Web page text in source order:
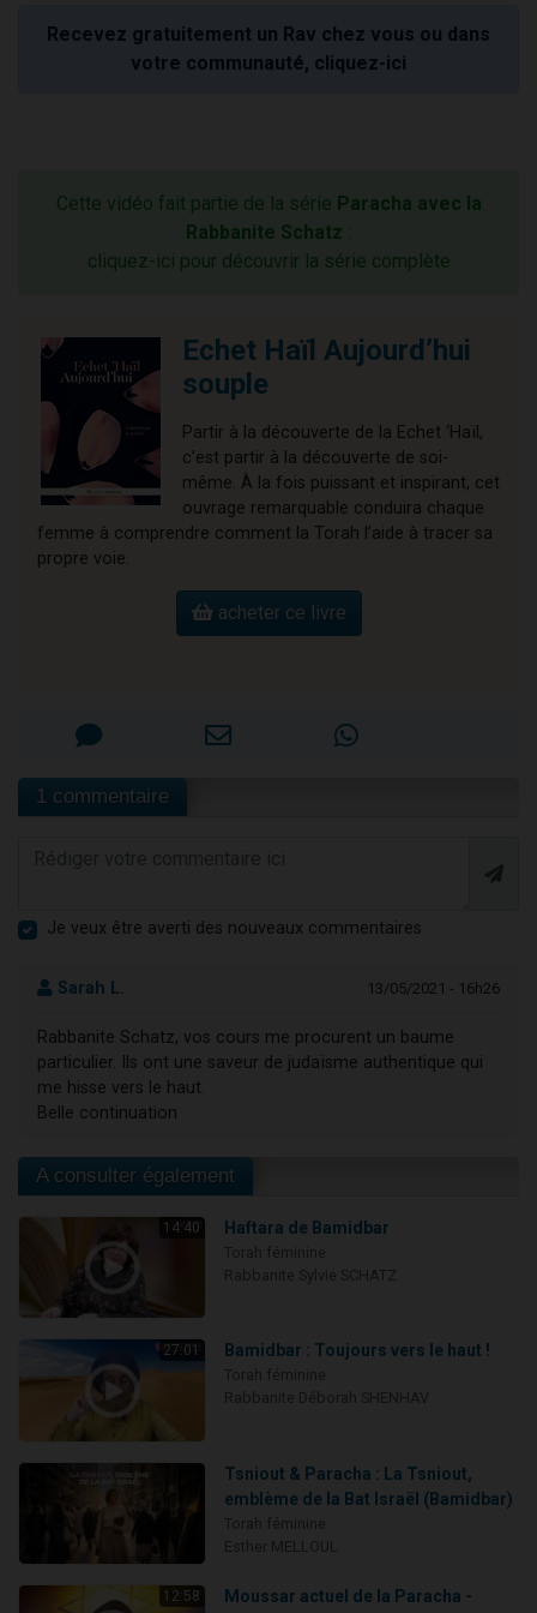
Recevez gratuitement un Rav chez vous ou dans
votre communauté, cliquez-ici
Cette vidéo fait partie de la série Paracha avec la
Rabbanite Schatz :
cliquez-ici pour découvrir la série complète
Echet Haïl Aujourd’hui
souple
Partir à la découverte de la Echet ‘Haïl,
c’est partir à la découverte de soi-
même. À la fois puissant et inspirant, cet
ouvrage remarquable conduira chaque
femme à comprendre comment la Torah l’aide à tracer sa
propre voie.
acheter ce livre
1 commentaire
Je veux être averti des nouveaux commentaires
Sarah L. 13/05/2021 - 16h26
Rabbanite Schatz, vos cours me procurent un baume
particulier. Ils ont une saveur de judaïsme authentique qui
me hisse vers le haut.
Belle continuation
A consulter également
14:40 Haftara de Bamidbar
27:01 Bamidbar : Toujours vers le haut !
Tsniout & Paracha : La Tsniout,
emblème de la Bat Israël (Bamidbar)
12:58
Moussar actuel de la Paracha -